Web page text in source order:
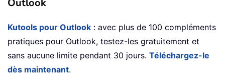
Outlook
Kutools pour Outlook : avec plus de 100 compléments
pratiques pour Outlook, testez-les gratuitement et
sans aucune limite pendant 30 jours. Téléchargez-le
dès maintenant.